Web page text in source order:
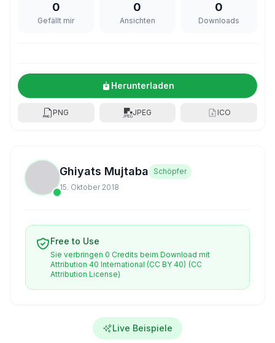
0
Gefällt mir
0
Ansichten
0
Downloads
Herunterladen
PNG JPEG ICO
Ghiyats Mujtaba
Schöpfer
15. Oktober 2018
Free to Use
Sie verbringen 0 Credits beim Download mit
Attribution 40 International (CC BY 40) (CC
Attribution License)
Live Beispiele